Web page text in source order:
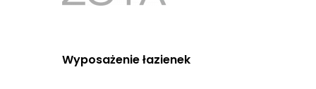
Wyposażenie łazienek